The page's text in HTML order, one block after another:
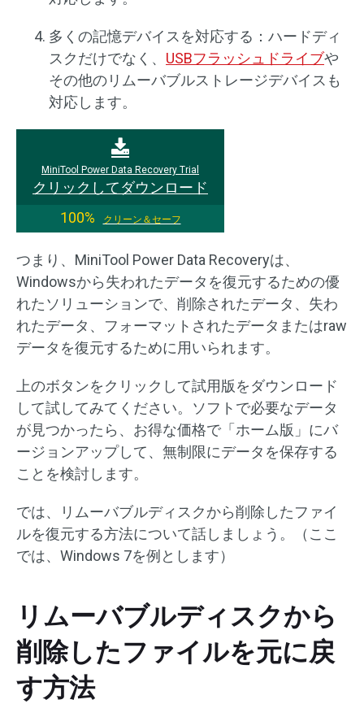
多くの記憶デバイスを対応する：ハードディ
スクだけでなく、 USBフラッシュドライブや
その他のリムーバブルストレージデバイスも
対応します。
MiniTool Power Data Recovery Trial
クリックしてダウンロード
100%
クリーン＆セーフ
つまり、MiniTool Power Data Recoveryは、
Windowsから失われたデータを復元するための優
れたソリューションで、削除されたデータ、失わ
れたデータ、フォーマットされたデータまたはraw
データを復元するために用いられます。
上のボタンをクリックして試用版をダウンロード
して試してみてください。ソフトで必要なデータ
が見つかったら、お得な価格で「ホーム版」にバ
ージョンアップして、無制限にデータを保存する
ことを検討します。
では、リムーバブルディスクから削除したファイ
ルを復元する方法について話しましょう。（ここ
では、Windows 7を例とします）
リムーバブルディスクから
削除したファイルを元に戻
す方法